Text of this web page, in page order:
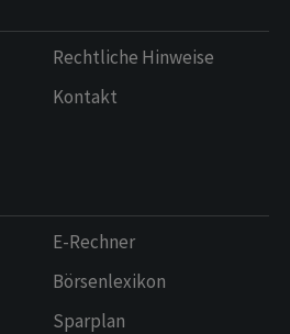
Rechtliche Hinweise
Kontakt
E-Rechner
Börsenlexikon
Sparplan